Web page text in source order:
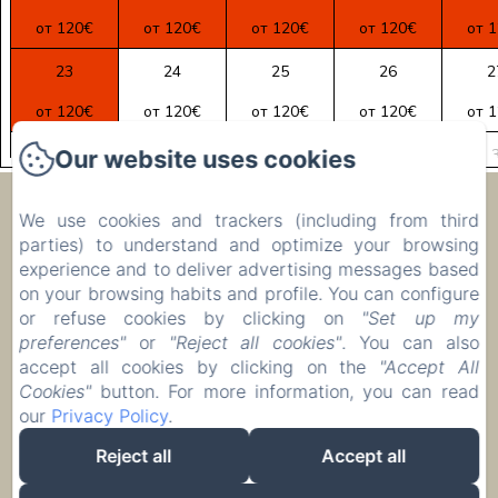
от 120€
от 120€ от 120€ от 120€ от
23 24 25 26
от 120€
от 120€ от 120€ от 120€ от
30 31 1
00 261 32 40 513 90
Бронировать
Размещение
EN FR RU
PL
Разработано через Amenitiz
Our website uses cookies
We use cookies and trackers (including from third
parties) to understand and optimize your browsing
experience and to deliver advertising messages based
on your browsing habits and profile. You can configure
or refuse cookies by clicking on "Set up my
preferences"or "Reject all cookies". You can also
accept all cookies by clicking on the "Accept All
Cookies"button. For more information, you can read
our Privacy Policy.
Reject all
Accept all